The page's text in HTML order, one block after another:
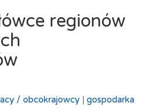
regionów
/ obcokrajowcy | gospodarka